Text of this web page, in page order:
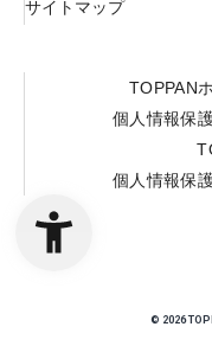
サイトマップ
TOPPAN
個人情報保
個人情報保
© 2026